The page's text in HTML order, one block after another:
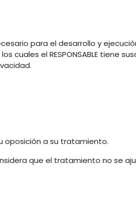
para el desarrollo y
el RESPONSABLE tiene
oposición a su tratamiento.
que el tratamiento no se